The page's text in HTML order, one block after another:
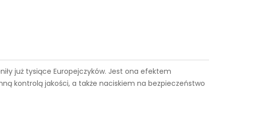
już tysiące Europejczyków. Jest ona efektem
kontrolą jakości, a także naciskiem na bezpieczeństwo